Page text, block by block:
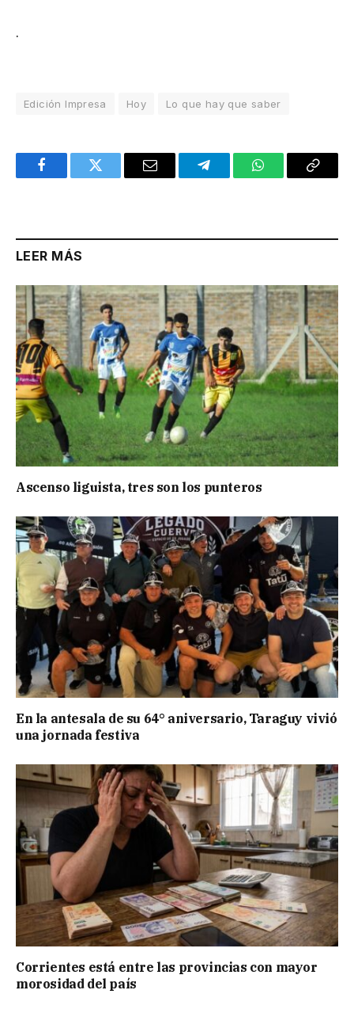
.
Edición Impresa Hoy Lo que hay que saber
FacebookTwitter Email TelegramWhatsAppCopy
LEER MÁS
Ascenso liguista, tres son los punteros
En la antesala de su 64° aniversario, Taraguy vivió
una jornada festiva
Corrientes está entre las provincias con mayor
morosidad del país